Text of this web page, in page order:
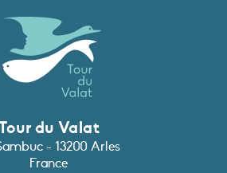
du Valat
- 13200 Arles
France